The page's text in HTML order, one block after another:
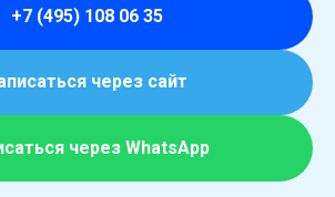
+7 (495) 108 06 35
через сайт
через WhatsApp